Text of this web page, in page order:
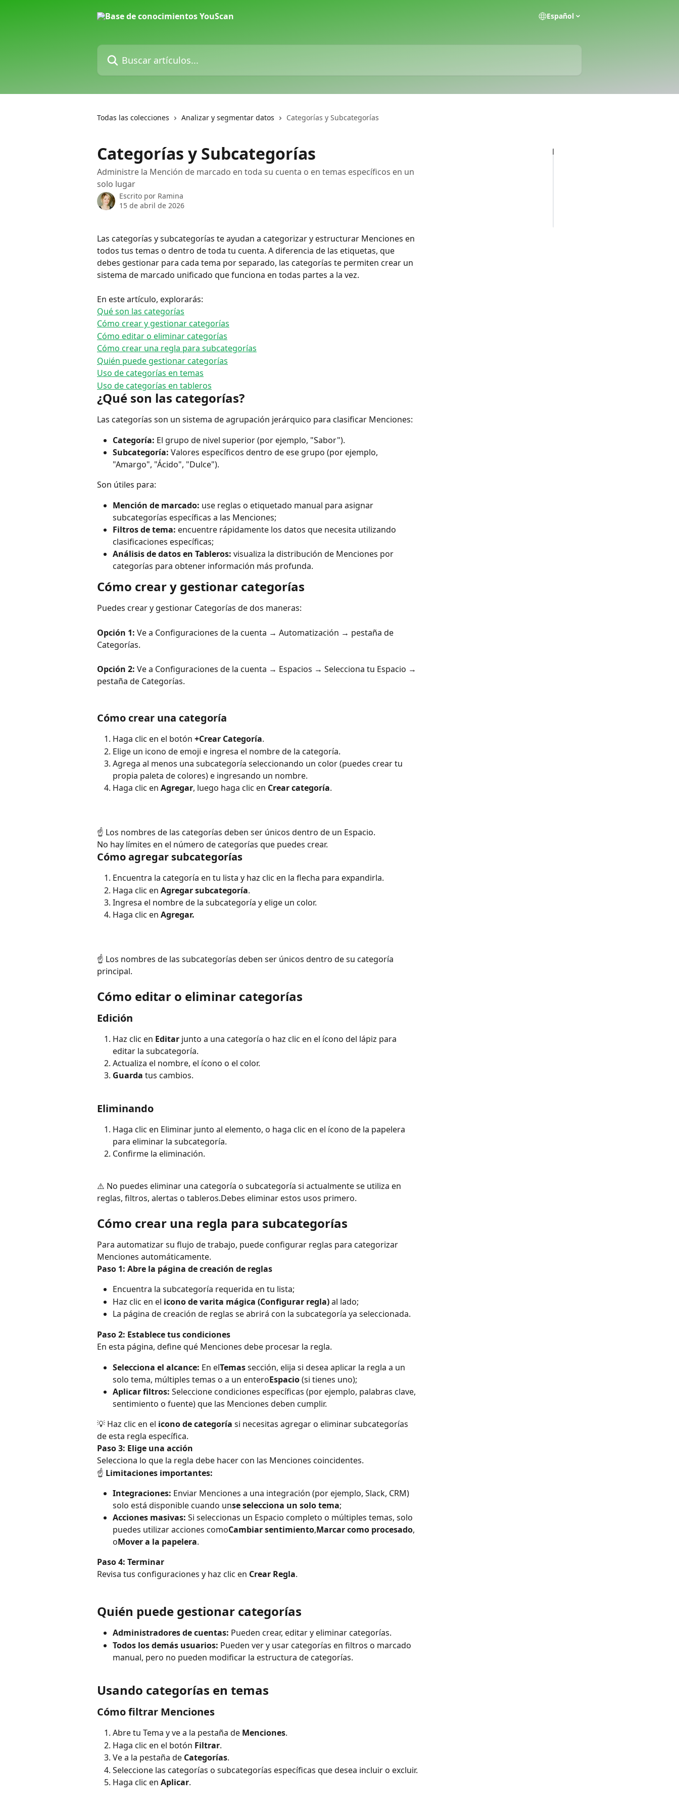
Español
Buscar artículos...
Todas las colecciones Analizar y segmentar datos Categorías y Subcategorías
Categorías y Subcategorías
Administre la Mención de marcado en toda su cuenta o en temas específicos en un
solo lugar
Escrito por Ramina
15 de abril de 2026
Las categorías y subcategorías te ayudan a categorizar y estructurar Menciones en
todos tus temas o dentro de toda tu cuenta. A diferencia de las etiquetas, que
debes gestionar para cada tema por separado, las categorías te permiten crear un
sistema de marcado unificado que funciona en todas partes a la vez.
En este artículo, explorarás:
Qué son las categorías
Cómo crear y gestionar categorías
Cómo editar o eliminar categorías
Cómo crear una regla para subcategorías
Quién puede gestionar categorías
Uso de categorías en temas
Uso de categorías en tableros
¿Qué son las categorías?
Las categorías son un sistema de agrupación jerárquico para clasificar Menciones:
Categoría: El grupo de nivel superior (por ejemplo, "Sabor").
Subcategoría: Valores específicos dentro de ese grupo (por ejemplo,
"Amargo", "Ácido", "Dulce").
Son útiles para:
Mención de marcado: use reglas o etiquetado manual para asignar
subcategorías específicas a las Menciones;
Filtros de tema: encuentre rápidamente los datos que necesita utilizando
clasificaciones específicas;
Análisis de datos en Tableros: visualiza la distribución de Menciones por
categorías para obtener información más profunda.
Cómo crear y gestionar categorías
Puedes crear y gestionar Categorías de dos maneras:
Opción 1: Ve a Configuraciones de la cuenta → Automatización → pestaña de
Categorías.
Opción 2: Ve a Configuraciones de la cuenta → Espacios → Selecciona tu Espacio →
pestaña de Categorías.
Cómo crear una categoría
Haga clic en el botón +Crear Categoría.
Elige un icono de emoji e ingresa el nombre de la categoría.
Agrega al menos una subcategoría seleccionando un color (puedes crear tu
propia paleta de colores) e ingresando un nombre.
Haga clic en Agregar, luego haga clic en Crear categoría.
☝️ Los nombres de las categorías deben ser únicos dentro de un Espacio.
No hay límites en el número de categorías que puedes crear.
Cómo agregar subcategorías
Encuentra la categoría en tu lista y haz clic en la flecha para expandirla.
Haga clic en Agregar subcategoría.
Ingresa el nombre de la subcategoría y elige un color.
Haga clic en Agregar.
☝️ Los nombres de las subcategorías deben ser únicos dentro de su categoría
principal.
Cómo editar o eliminar categorías
Edición
Haz clic en Editar junto a una categoría o haz clic en el ícono del lápiz para
editar la subcategoría.
Actualiza el nombre, el ícono o el color.
Guarda tus cambios.
Eliminando
Haga clic en Eliminar junto al elemento, o haga clic en el ícono de la papelera
para eliminar la subcategoría.
Confirme la eliminación.
⚠️ No puedes eliminar una categoría o subcategoría si actualmente se utiliza en
reglas, filtros, alertas o tableros.Debes eliminar estos usos primero.
Cómo crear una regla para subcategorías
Para automatizar su flujo de trabajo, puede configurar reglas para categorizar
Menciones automáticamente.
Paso 1: Abre la página de creación de reglas
Encuentra la subcategoría requerida en tu lista;
Haz clic en el icono de varita mágica (Configurar regla) al lado;
La página de creación de reglas se abrirá con la subcategoría ya seleccionada.
Paso 2: Establece tus condiciones
En esta página, define qué Menciones debe procesar la regla.
Selecciona el alcance: En elTemas sección, elija si desea aplicar la regla a un
solo tema, múltiples temas o a un enteroEspacio (si tienes uno);
Aplicar filtros: Seleccione condiciones específicas (por ejemplo, palabras clave,
sentimiento o fuente) que las Menciones deben cumplir.
💡 Haz clic en el icono de categoría si necesitas agregar o eliminar subcategorías
de esta regla específica.
Paso 3: Elige una acción
Selecciona lo que la regla debe hacer con las Menciones coincidentes.
☝️ Limitaciones importantes:
Integraciones: Enviar Menciones a una integración (por ejemplo, Slack, CRM)
solo está disponible cuando unse selecciona un solo tema;
Acciones masivas: Si seleccionas un Espacio completo o múltiples temas, solo
puedes utilizar acciones comoCambiar sentimiento,Marcar como procesado,
oMover a la papelera.
Paso 4: Terminar
Revisa tus configuraciones y haz clic en Crear Regla.
Quién puede gestionar categorías
Administradores de cuentas: Pueden crear, editar y eliminar categorías.
Todos los demás usuarios: Pueden ver y usar categorías en filtros o marcado
manual, pero no pueden modificar la estructura de categorías.
Usando categorías en temas
Cómo filtrar Menciones
Abre tu Tema y ve a la pestaña de Menciones.
Haga clic en el botón Filtrar.
Ve a la pestaña de Categorías.
Seleccione las categorías o subcategorías específicas que desea incluir o excluir.
Haga clic en Aplicar.